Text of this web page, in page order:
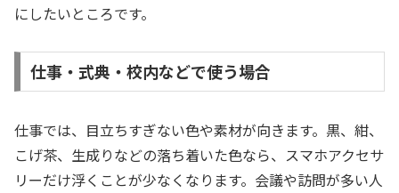
にしたいところです。
仕事・式典・校内などで使う場合
仕事では、目立ちすぎない色や素材が向きます。黒、紺、
こげ茶、生成りなどの落ち着いた色なら、スマホアクセサ
リーだけ浮くことが少なくなります。会議や訪問が多い人